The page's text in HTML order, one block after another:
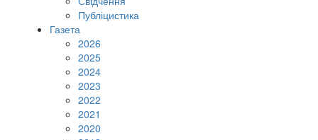
Публіцистика
Газета
2026
2025
2024
2023
2022
2021
2020